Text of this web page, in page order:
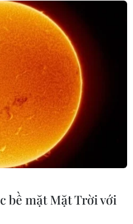
thép nhập khẩu
nhà xuất khẩu thép xây
đã được hưởng các
trên 177%.
bề mặt Mặt Trời với